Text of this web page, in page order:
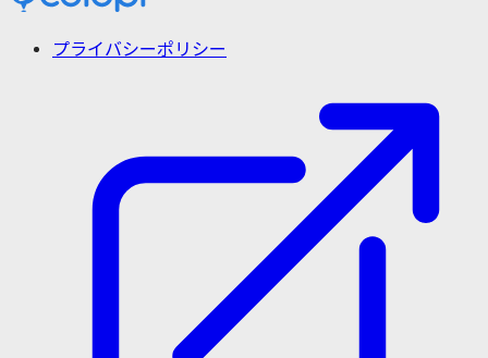
プライバシーポリシー